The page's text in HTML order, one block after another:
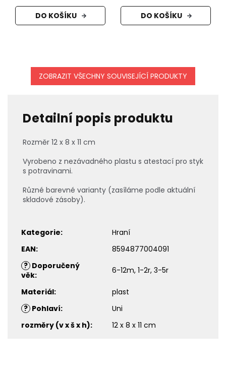
DO KOŠÍKU DO KOŠÍKU
ZOBRAZIT VŠECHNY SOUVISEJÍCÍ PRODUKTY
Detailní popis produktu
Rozměr 12 x 8 x 11 cm
Vyrobeno z nezávadného plastu s atestací pro styk
s potravinami.
Různé barevné varianty (zasíláme podle aktuální
skladové zásoby).
Kategorie:
Hraní
EAN:
8594877004091
? Doporučený
věk: 6-12m, 1-2r, 3-5r
Materiál:
plast
? Pohlaví:
Uni
rozměry (v x š x h): 12 x 8 x 11 cm